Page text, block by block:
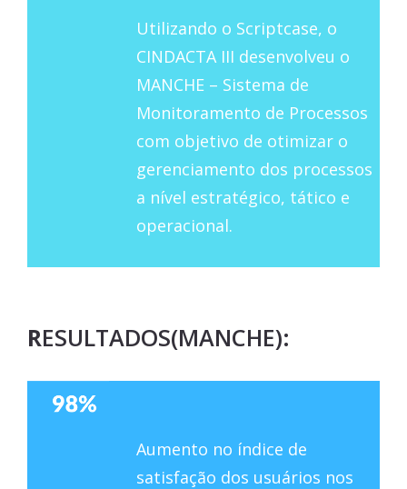
Utilizando o Scriptcase, o
CINDACTA III desenvolveu o
MANCHE – Sistema de
Monitoramento de Processos
com objetivo de otimizar o
gerenciamento dos processos
a nível estratégico, tático e
operacional.
RESULTADOS(MANCHE):
Aumento no índice de
satisfação dos usuários nos